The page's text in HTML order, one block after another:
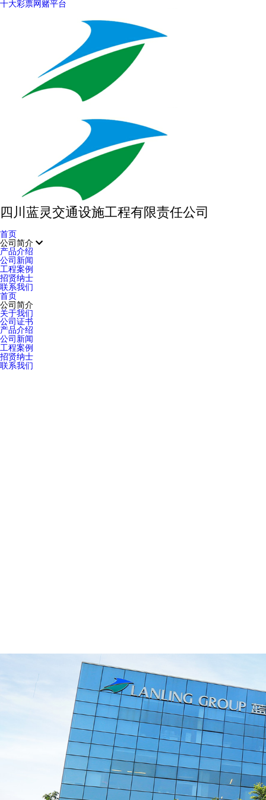
十大彩票网赌平台
四川蓝灵交通设施工程有限责任公司
首页
公司简介
产品介绍
公司新闻
工程案例
招贤纳士
联系我们
首页
公司简介
关于我们
公司证书
产品介绍
公司新闻
工程案例
招贤纳士
联系我们